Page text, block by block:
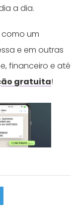
a dia.
como um
e em outras
financeiro e até
gratuita!